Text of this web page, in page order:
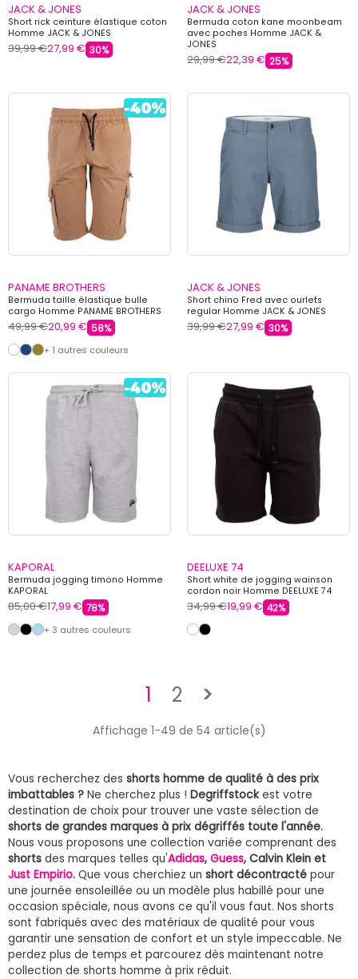
JACK & JONES
Short rick ceinture élastique coton
Homme JACK & JONES
39,99 €27,99 € 30%
JACK & JONES
Bermuda coton kane moonbeam
avec poches Homme JACK &
JONES
29,99 €22,39 € 25%
PANAME BROTHERS
Bermuda taille élastique bulle
cargo Homme PANAME BROTHERS
49,99 €20,99 € 58%
+ 1 autres couleurs
JACK & JONES
Short chino Fred avec ourlets
regular Homme JACK & JONES
39,99 €27,99 € 30%
KAPORAL
Bermuda jogging timono Homme
KAPORAL
85,00 €17,99 € 78%
+ 3 autres couleurs
DEELUXE 74
Short white de jogging wainson
cordon noir Homme DEELUXE 74
34,99 €19,99 € 42%
1 2 >
Affichage 1-49 de 54 article(s)
Vous recherchez des shorts homme de qualité à des prix
imbattables ? Ne cherchez plus ! Degriffstockest votre
destination de choix pour trouver une vaste sélection de
shorts de grandes marques à prix dégriffés toute l'année.
Nous vous proposons une collection variée comprenant des
shorts des marques telles qu'Adidas, Guess, Calvin Klein et
Just Empirio. Que vous cherchiez un short décontracté pour
une journée ensoleillée ou un modèle plus habillé pour une
occasion spéciale, nous avons ce qu'il vous faut. Nos shorts
sont fabriqués avec des matériaux de qualité pour vous
garantir une sensation de confort et un style impeccable. Ne
perdez plus de temps et parcourez dès maintenant notre
collection de shorts homme à prix réduit.